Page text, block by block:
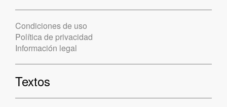
Condiciones de uso
Política de privacidad
Información legal
Textos